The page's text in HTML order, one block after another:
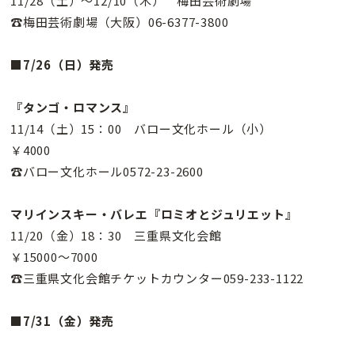
☎梅田芸術劇場（大阪）06-6377-3800
■7/26（日）発売
『タンゴ・ロマンス』
11/14（土）15：00 バロー文化ホール（小）
￥4000
☎バロー文化ホール0572-23-2600
マリインスキー・バレエ『ロミオとジュリエット』
11/20（金）18：30 三重県文化会館
￥15000〜7000
☎三重県文化会館チケットカウンター059-233-1122
■7/31（金）発売